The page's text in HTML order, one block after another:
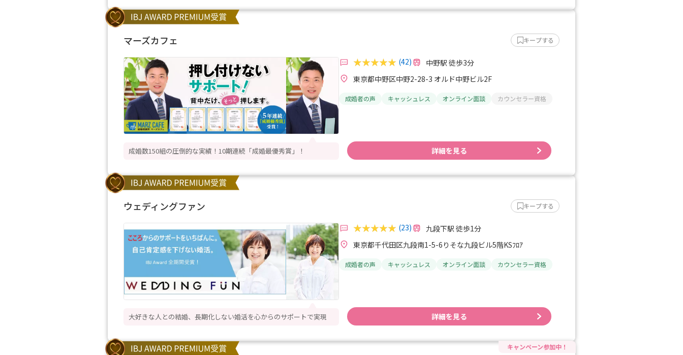
マーズカフェ キープする
成婚数150組の圧倒的な実績！10期連続「成婚最優秀賞」！
(42)
中野駅 徒歩3分
東京都中野区中野2-28-3 オルド中野ビル2F
成婚者の声 キャッシュレス オンライン面談 カウンセラー資格
詳細を見る
ウェディングファン キープする
大好きな人との結婚、長期化しない婚活を心からのサポートで実現
(23)
九段下駅 徒歩1分
東京都千代田区九段南1-5-6りそな九段ビル5階KSﾌﾛｱ
成婚者の声 キャッシュレス オンライン面談 カウンセラー資格
詳細を見る